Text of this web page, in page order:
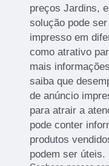
preços Jardins,
solução pode
impresso em
como atrativo
mais
saiba que
de anúncio
para atrair a
pode conter
produtos
podem ser úteis.